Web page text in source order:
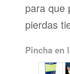
para que
pierdas
Pincha en